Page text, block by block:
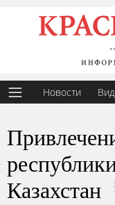
Новости
Казахстан